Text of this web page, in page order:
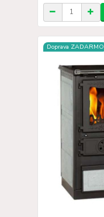
Doprava ZADARMO